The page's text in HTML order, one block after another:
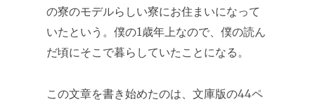
の寮のモデルらしい寮にお住まいになって
いたという。僕の1歳年上なので、僕の読ん
だ頃にそこで暮らしていたことになる。
この文章を書き始めたのは、文庫版の44ペ